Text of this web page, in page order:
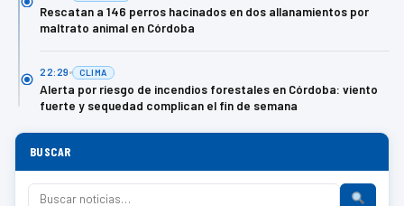
Rescatan a 146 perros hacinados en dos allanamientos por
maltrato animal en Córdoba
22:29 CLIMA
Alerta por riesgo de incendios forestales en Córdoba: viento
fuerte y sequedad complican el fin de semana
BUSCAR